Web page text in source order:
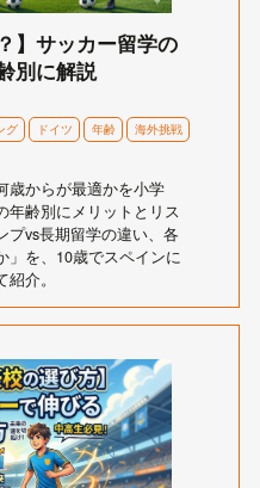
】サッカー留学の
別に解説
グ ドイツ 年齢 海外挑戦
歳からが最適かを小学
年齢別にメリットとリス
プvs長期留学の違い、各
」を、10歳でスペインに
介。